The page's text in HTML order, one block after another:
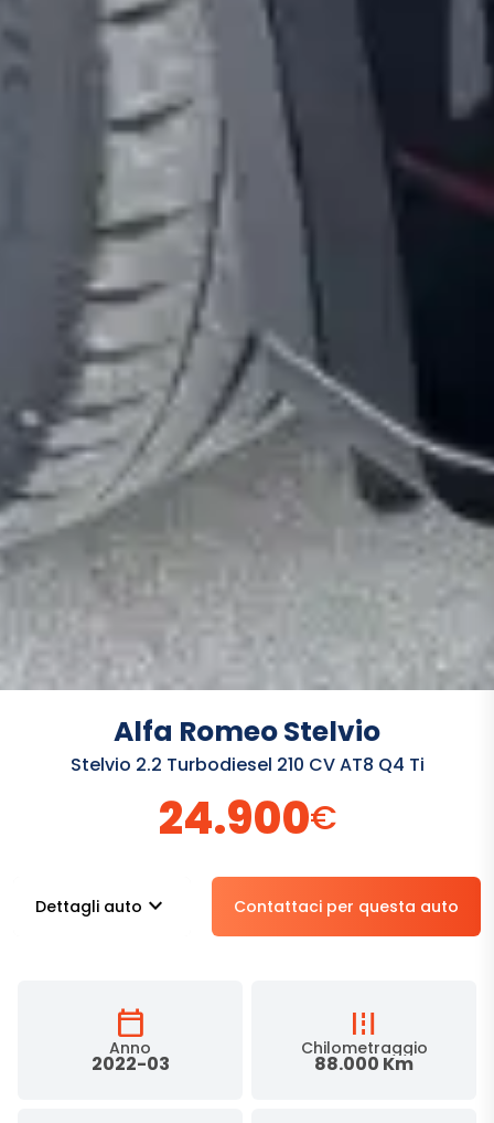
Alfa Romeo Stelvio
Stelvio 2.2 Turbodiesel 210 CV AT8 Q4 Ti
24.900€
calendar_today
Anno
2022-03
road
Chilometraggio
88.000 Km
Dettagli auto stat_minus_1 Contattaci per questa auto